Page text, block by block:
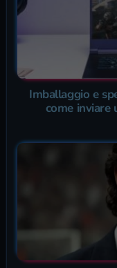
Imballaggio e
come inviare